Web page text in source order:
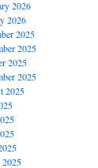
2026
2026
2025
2025
2025
2025
2025